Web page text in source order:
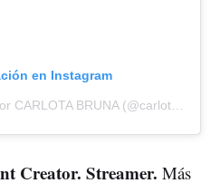
en Instagram
Una publicación compartida por CARLOTA BRUNA (@carlotabruna)
Creator. Streamer. Más